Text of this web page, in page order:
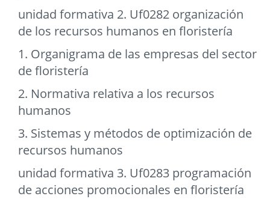
unidad formativa 2. Uf0282 organización
de los recursos humanos en floristería
1. Organigrama de las empresas del sector
de floristería
2. Normativa relativa a los recursos
humanos
3. Sistemas y métodos de optimización de
recursos humanos
unidad formativa 3. Uf0283 programación
de acciones promocionales en floristería